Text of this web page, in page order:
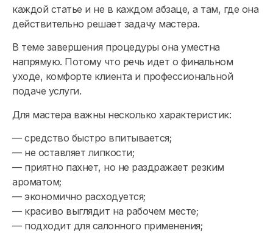
каждой статье и не в каждом абзаце, а там, где она
действительно решает задачу мастера.
В теме завершения процедуры она уместна
напрямую. Потому что речь идет о финальном
уходе, комфорте клиента и профессиональной
подаче услуги.
Для мастера важны несколько характеристик:
— средство быстро впитывается;
— не оставляет липкости;
— приятно пахнет, но не раздражает резким
ароматом;
— экономично расходуется;
— красиво выглядит на рабочем месте;
— подходит для салонного применения;